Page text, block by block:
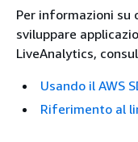
Per informazioni su
sviluppare
LiveAnalytics,
Usando il AWS
Riferimento al